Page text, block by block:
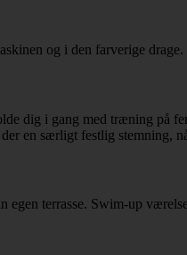
og i den farverige
dig i gang med træning på
en særligt festlig stemning,
terrasse. Swim-up